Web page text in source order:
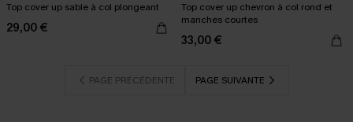
Top cover up sable à col plongeant
29,00 €
Top cover up chevron à col rond et
manches courtes
33,00 €
PAGE PRÉCÉDENTE PAGE SUIVANTE